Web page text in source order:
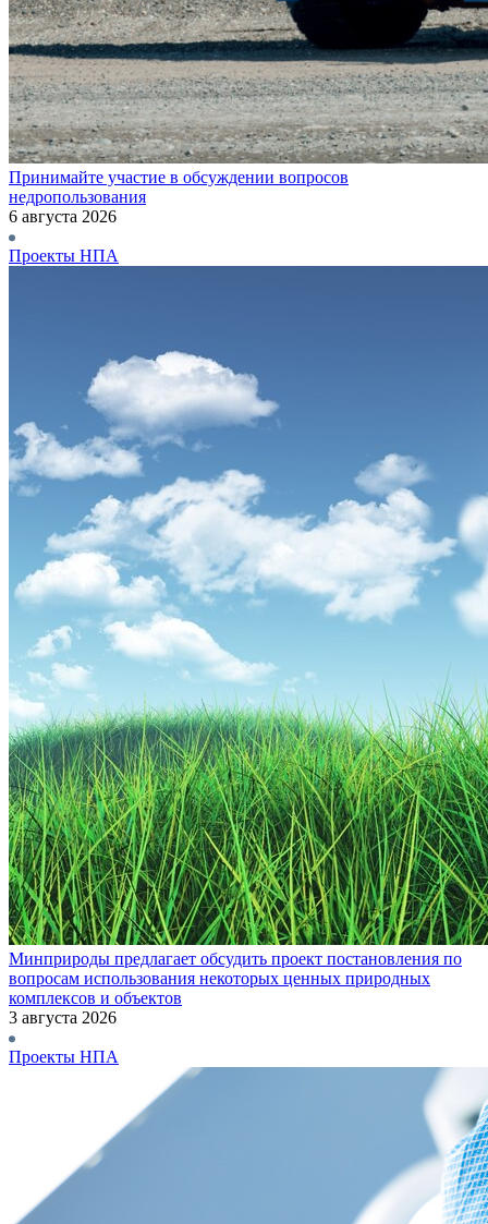
Принимайте участие в обсуждении вопросов
недропользования
6 августа 2026
Проекты НПА
Минприроды предлагает обсудить проект постановления по
вопросам использования некоторых ценных природных
комплексов и объектов
3 августа 2026
Проекты НПА